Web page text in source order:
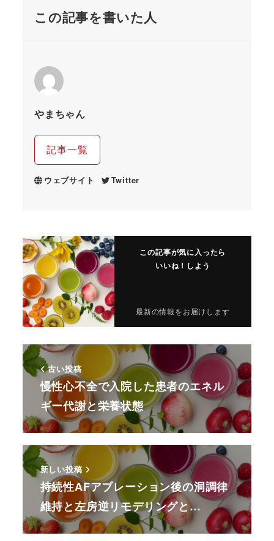
この記事を書いた人
やまちゃん
記事一覧
ウェブサイト Twitter
この記事が気に入ったら
いいね！しよう
最新の情報をお届けします
古い投稿
慢性心不全で入院した患者のエネル
ギー代謝と栄養状態
新しい投稿
持続性AFアブレーション後の洞調律
維持と左房逆リモデリングと…